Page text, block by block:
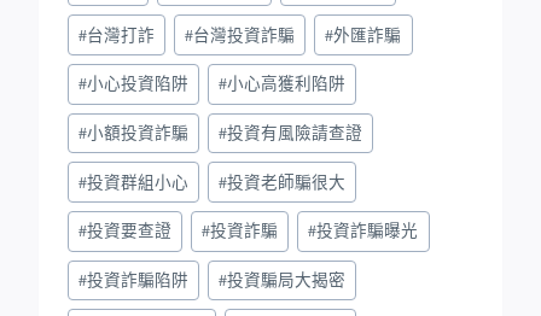
#台灣打詐 #台灣投資詐騙 #外匯詐騙
#小心投資陷阱 #小心高獲利陷阱
#小額投資詐騙 #投資有風險請查證
#投資群組小心 #投資老師騙很大
#投資要查證 #投資詐騙 #投資詐騙曝光
#投資詐騙陷阱 #投資騙局大揭密